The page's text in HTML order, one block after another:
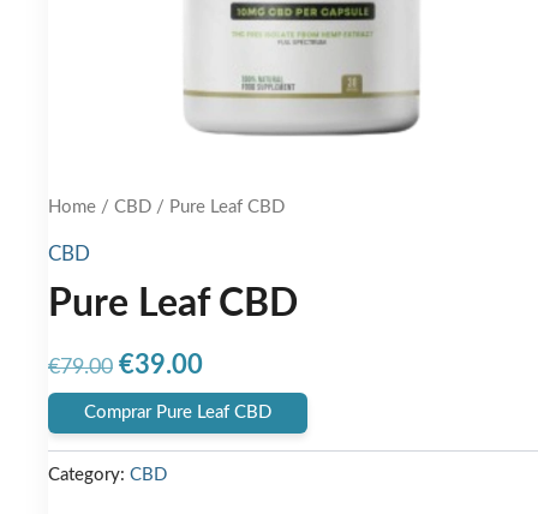
Home / CBD / Pure Leaf CBD
CBD
Pure Leaf CBD
€79.00 Original
price
was:
€39.00Current
price
is:
Comprar Pure Leaf CBD
Category: CBD